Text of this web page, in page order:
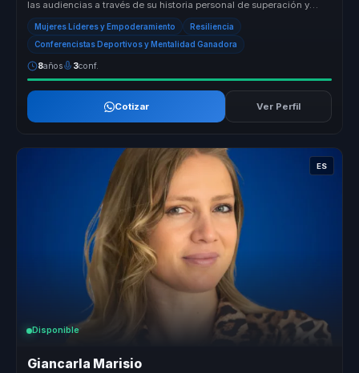
las audiencias a través de su historia personal de superación y
éxito en el...
Mujeres Líderes y Empoderamiento Resiliencia
Conferencistas Deportivos y Mentalidad Ganadora
8años 3conf.
Cotizar Ver Perfil
ES
Disponible
Giancarla Marisio